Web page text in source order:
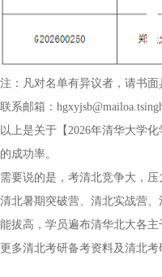
注：凡对名单有异议者，请书面
联系邮箱：
以上是关于【2026年清华大学
的成功率。
需要说的是，考清北竞争大，
清北暑期突破营、清北实战营
能拔高，学员遍布清华北大各主
更多清北考研备考资料及清北